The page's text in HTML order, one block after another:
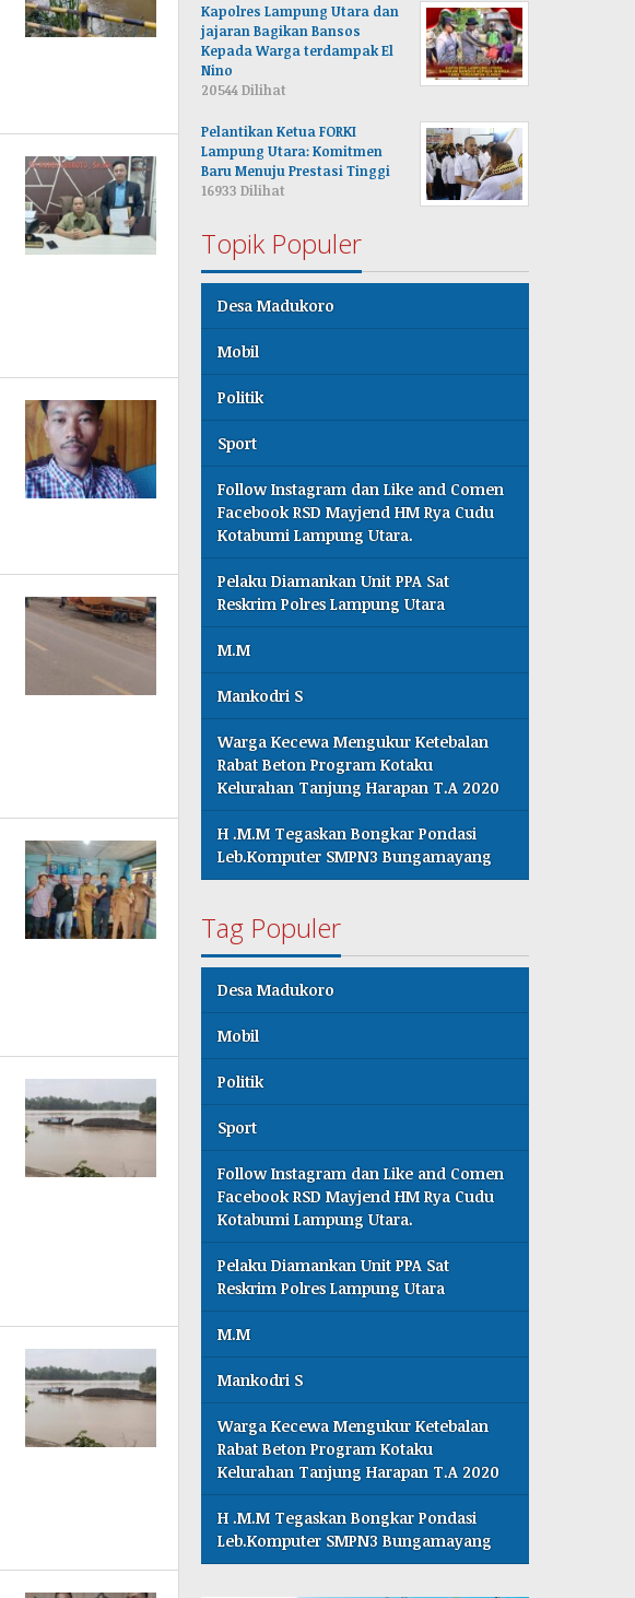
Kapolres Lampung Utara dan
jajaran Bagikan Bansos
Kepada Warga terdampak El
Nino
20544 Dilihat
Pelantikan Ketua FORKI
Lampung Utara: Komitmen
Baru Menuju Prestasi Tinggi
16933 Dilihat
Topik Populer
Desa Madukoro
Mobil
Politik
Sport
Follow Instagram dan Like and Comen
Facebook RSD Mayjend HM Rya Cudu
Kotabumi Lampung Utara.
Pelaku Diamankan Unit PPA Sat
Reskrim Polres Lampung Utara
M.M
Mankodri S
Warga Kecewa Mengukur Ketebalan
Rabat Beton Program Kotaku
Kelurahan Tanjung Harapan T.A 2020
H .M.M Tegaskan Bongkar Pondasi
Leb.Komputer SMPN3 Bungamayang
Tag Populer
Desa Madukoro
Mobil
Politik
Sport
Follow Instagram dan Like and Comen
Facebook RSD Mayjend HM Rya Cudu
Kotabumi Lampung Utara.
Pelaku Diamankan Unit PPA Sat
Reskrim Polres Lampung Utara
M.M
Mankodri S
Warga Kecewa Mengukur Ketebalan
Rabat Beton Program Kotaku
Kelurahan Tanjung Harapan T.A 2020
H .M.M Tegaskan Bongkar Pondasi
Leb.Komputer SMPN3 Bungamayang